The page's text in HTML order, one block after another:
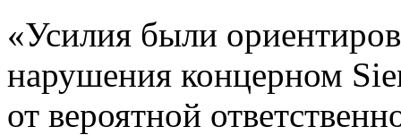
«Усилия были
нарушения концерном
от вероятной